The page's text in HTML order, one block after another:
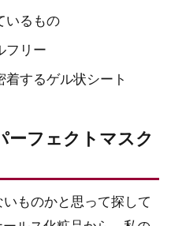
いるもの
フリー
着するゲル状シート
ーフェクトマスク
ものかと思って探して